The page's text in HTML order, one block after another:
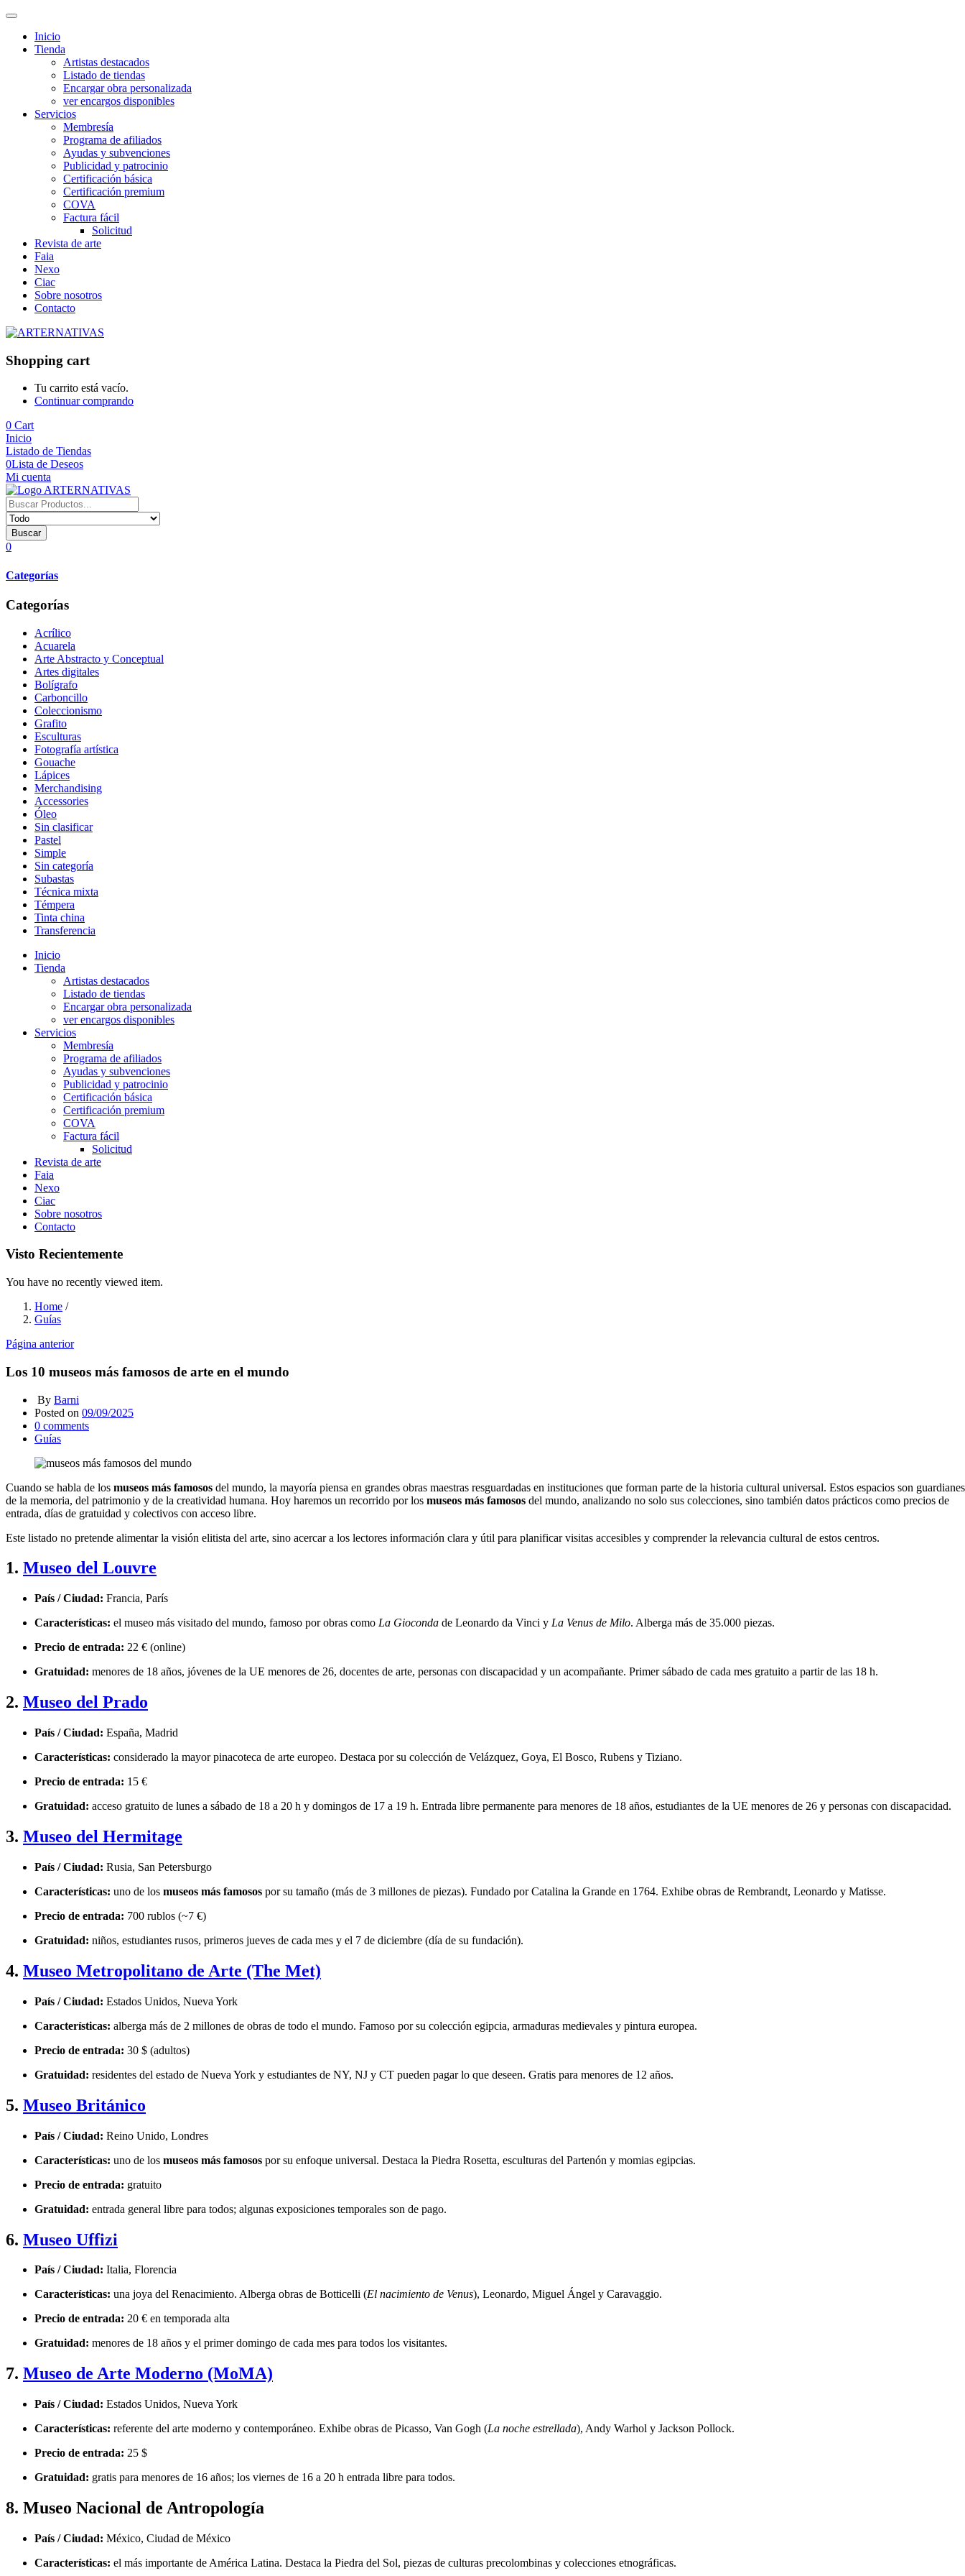
Inicio
Tienda
Artistas destacados
Listado de tiendas
Encargar obra personalizada
ver encargos disponibles
Servicios
Membresía
Programa de afiliados
Ayudas y subvenciones
Publicidad y patrocinio
Certificación básica
Certificación premium
COVA
Factura fácil
Solicitud
Revista de arte
Faia
Nexo
Ciac
Sobre nosotros
Contacto
Shopping cart
Tu carrito está vacío.
Continuar comprando
0 Cart
Inicio
Listado de Tiendas
0Lista de Deseos
Mi cuenta
Buscar
0
Categorías
Categorías
Acrílico
Acuarela
Arte Abstracto y Conceptual
Artes digitales
Bolígrafo
Carboncillo
Coleccionismo
Grafito
Esculturas
Fotografía artística
Gouache
Lápices
Merchandising
Accessories
Óleo
Sin clasificar
Pastel
Simple
Sin categoría
Subastas
Técnica mixta
Témpera
Tinta china
Transferencia
Inicio
Tienda
Artistas destacados
Listado de tiendas
Encargar obra personalizada
ver encargos disponibles
Servicios
Membresía
Programa de afiliados
Ayudas y subvenciones
Publicidad y patrocinio
Certificación básica
Certificación premium
COVA
Factura fácil
Solicitud
Revista de arte
Faia
Nexo
Ciac
Sobre nosotros
Contacto
Visto Recientemente
You have no recently viewed item.
Home /
Guías
Página anterior
Los 10 museos más famosos de arte en el mundo
By Barni
Posted on 09/09/2025
0 comments
Guías
Cuando se habla de los museos más famosos del mundo, la mayoría piensa en grandes obras maestras resguardadas en instituciones que forman parte de la historia cultural universal. Estos espacios son guardianes
de la memoria, del patrimonio y de la creatividad humana. Hoy haremos un recorrido por los museos más famosos del mundo, analizando no solo sus colecciones, sino también datos prácticos como precios de
entrada, días de gratuidad y colectivos con acceso libre.
Este listado no pretende alimentar la visión elitista del arte, sino acercar a los lectores información clara y útil para planificar visitas accesibles y comprender la relevancia cultural de estos centros.
1. Museo del Louvre
País / Ciudad: Francia, París
Características: el museo más visitado del mundo, famoso por obras como La Gioconda de Leonardo da Vinci y La Venus de Milo. Alberga más de 35.000 piezas.
Precio de entrada: 22 € (online)
Gratuidad: menores de 18 años, jóvenes de la UE menores de 26, docentes de arte, personas con discapacidad y un acompañante. Primer sábado de cada mes gratuito a partir de las 18 h.
2. Museo del Prado
País / Ciudad: España, Madrid
Características: considerado la mayor pinacoteca de arte europeo. Destaca por su colección de Velázquez, Goya, El Bosco, Rubens y Tiziano.
Precio de entrada: 15 €
Gratuidad: acceso gratuito de lunes a sábado de 18 a 20 h y domingos de 17 a 19 h. Entrada libre permanente para menores de 18 años, estudiantes de la UE menores de 26 y personas con discapacidad.
3. Museo del Hermitage
País / Ciudad: Rusia, San Petersburgo
Características: uno de los museos más famosos por su tamaño (más de 3 millones de piezas). Fundado por Catalina la Grande en 1764. Exhibe obras de Rembrandt, Leonardo y Matisse.
Precio de entrada: 700 rublos (~7 €)
Gratuidad: niños, estudiantes rusos, primeros jueves de cada mes y el 7 de diciembre (día de su fundación).
4. Museo Metropolitano de Arte (The Met)
País / Ciudad: Estados Unidos, Nueva York
Características: alberga más de 2 millones de obras de todo el mundo. Famoso por su colección egipcia, armaduras medievales y pintura europea.
Precio de entrada: 30 $ (adultos)
Gratuidad: residentes del estado de Nueva York y estudiantes de NY, NJ y CT pueden pagar lo que deseen. Gratis para menores de 12 años.
5. Museo Británico
País / Ciudad: Reino Unido, Londres
Características: uno de los museos más famosos por su enfoque universal. Destaca la Piedra Rosetta, esculturas del Partenón y momias egipcias.
Precio de entrada: gratuito
Gratuidad: entrada general libre para todos; algunas exposiciones temporales son de pago.
6. Museo Uffizi
País / Ciudad: Italia, Florencia
Características: una joya del Renacimiento. Alberga obras de Botticelli (El nacimiento de Venus), Leonardo, Miguel Ángel y Caravaggio.
Precio de entrada: 20 € en temporada alta
Gratuidad: menores de 18 años y el primer domingo de cada mes para todos los visitantes.
7. Museo de Arte Moderno (MoMA)
País / Ciudad: Estados Unidos, Nueva York
Características: referente del arte moderno y contemporáneo. Exhibe obras de Picasso, Van Gogh (La noche estrellada), Andy Warhol y Jackson Pollock.
Precio de entrada: 25 $
Gratuidad: gratis para menores de 16 años; los viernes de 16 a 20 h entrada libre para todos.
8. Museo Nacional de Antropología
País / Ciudad: México, Ciudad de México
Características: el más importante de América Latina. Destaca la Piedra del Sol, piezas de culturas precolombinas y colecciones etnográficas.